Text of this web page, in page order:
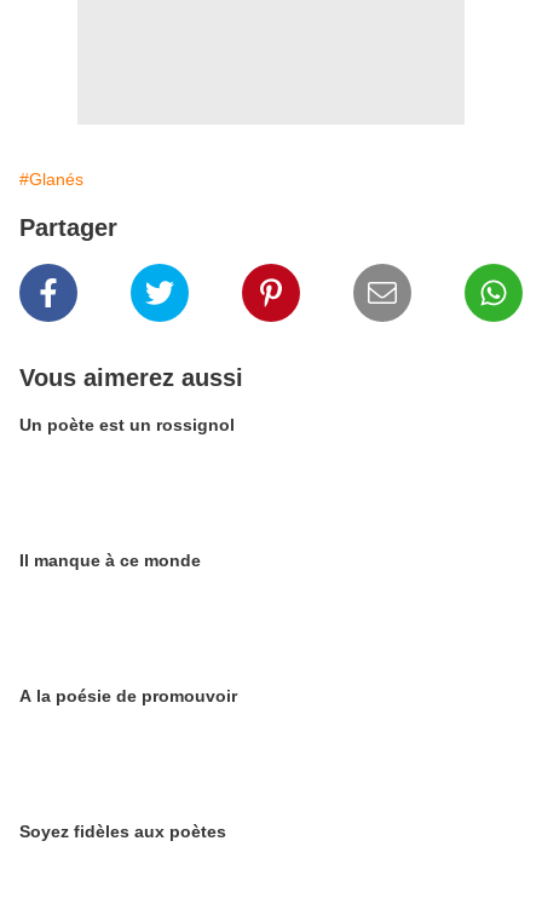
#Glanés
Partager
Vous aimerez aussi
Un poète est un rossignol
Il manque à ce monde
A la poésie de promouvoir
Soyez fidèles aux poètes